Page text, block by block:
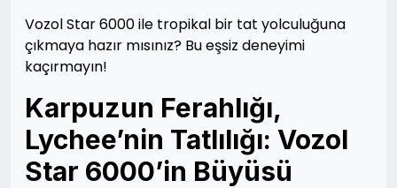
Vozol Star 6000 ile tropikal bir tat yolculuğuna
çıkmaya hazır mısınız? Bu eşsiz deneyimi
kaçırmayın!
Karpuzun Ferahlığı,
Lychee’nin Tatlılığı: Vozol
Star 6000’in Büyüsü